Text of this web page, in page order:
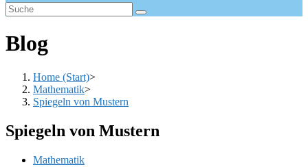
Blog
Home (Start)>
Mathematik>
Spiegeln von Mustern
Spiegeln von Mustern
Beitrags-
Mathematik